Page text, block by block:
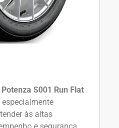
S001 Run Flat
às altas